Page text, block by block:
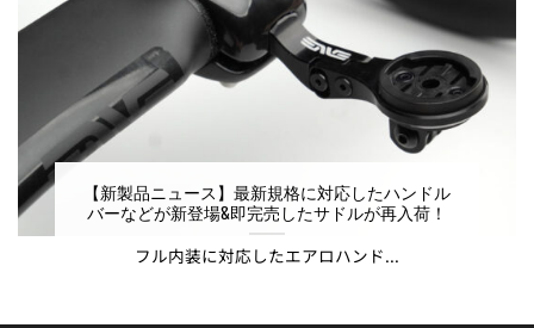
【新製品ニュース】最新規格に対応したハンドル
バーなどが新登場&即完売したサドルが再入荷！
フル内装に対応したエアロハンド...